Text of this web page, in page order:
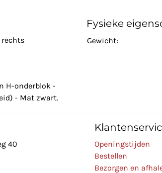
rechts
H-onderblok -
- Mat zwart.
Fysieke
Gewicht:
40
Openingstijden
Bestellen
Bezorgen en